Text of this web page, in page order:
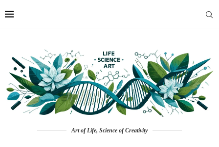
Art of Life, Science of Creativity